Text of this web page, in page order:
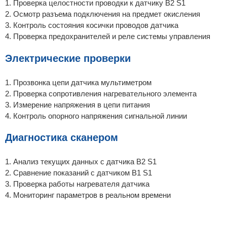
1. Проверка целостности проводки к датчику B2 S1
2. Осмотр разъема подключения на предмет окисления
3. Контроль состояния косички проводов датчика
4. Проверка предохранителей и реле системы управления
Электрические проверки
1. Прозвонка цепи датчика мультиметром
2. Проверка сопротивления нагревательного элемента
3. Измерение напряжения в цепи питания
4. Контроль опорного напряжения сигнальной линии
Диагностика сканером
1. Анализ текущих данных с датчика B2 S1
2. Сравнение показаний с датчиком B1 S1
3. Проверка работы нагревателя датчика
4. Мониторинг параметров в реальном времени